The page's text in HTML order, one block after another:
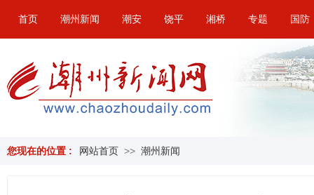
首页 潮州新闻 潮安 饶平 湘桥 专题 国防
您现在的位置 : 网站首页 >> 潮州新闻